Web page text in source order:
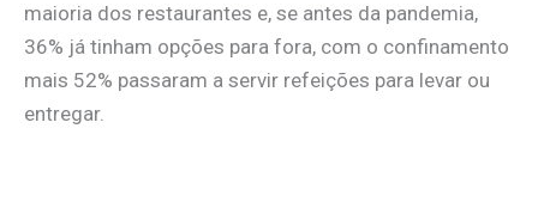
maioria dos restaurantes e, se antes da pandemia,
36% já tinham opções para fora, com o confinamento
mais 52% passaram a servir refeições para levar ou
entregar.